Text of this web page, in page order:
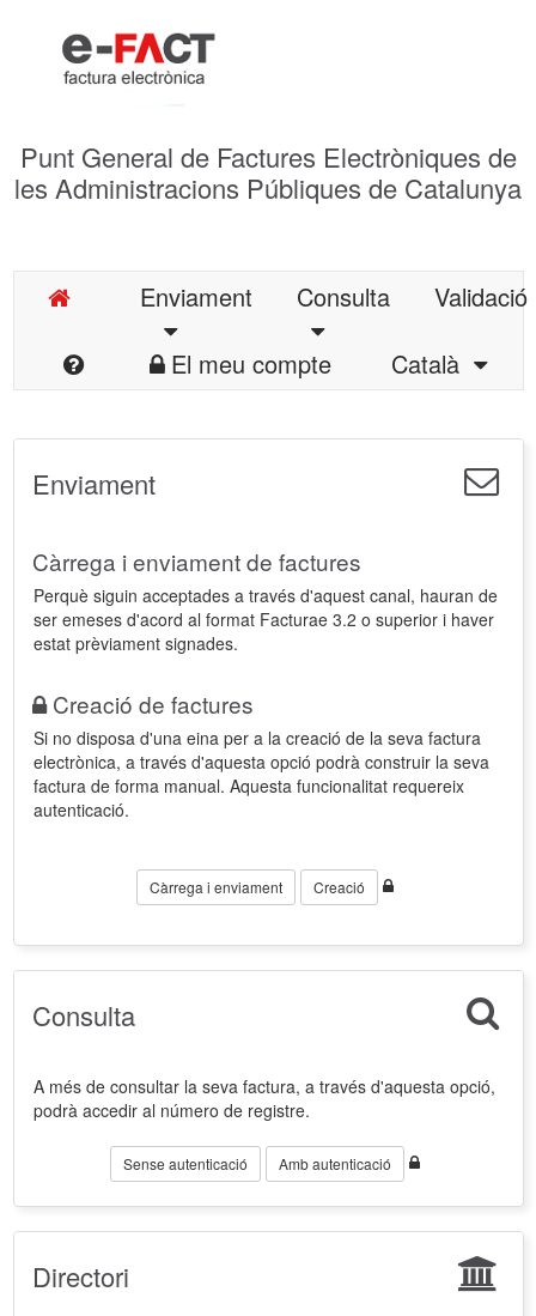
Punt General de Factures Electròniques de
les Administracions Públiques de Catalunya
Enviament Consulta
Validació
El meu compte
Català
Enviament
Càrrega i enviament de factures
Perquè siguin acceptades a través d'aquest canal, hauran de
ser emeses d'acord al format Facturae 3.2 o superior i haver
estat prèviament signades.
Creació de factures
Si no disposa d'una eina per a la creació de la seva factura
electrònica, a través d'aquesta opció podrà construir la seva
factura de forma manual. Aquesta funcionalitat requereix
autenticació.
Càrrega i enviament Creació
Consulta
A més de consultar la seva factura, a través d'aquesta opció,
podrà accedir al número de registre.
Sense autenticació Amb autenticació
Directori